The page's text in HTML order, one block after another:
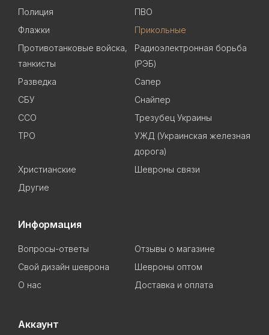
Полиция
ПВО
Флажки
Прикольные
Противотанковые войска,
танкисты
Радиоэлектронная борьба
(РЭБ)
Разведка
Сапер
СБУ
Снайпер
ССО
Трезубец Украины
ТРО
УЖД (Украинская железная
дорога)
Христианские
Шевроны связи
Другие
Информация
Вопросы-ответы
Отзывы о магазине
Свой дизайн шеврона
Шевроны оптом
О нас
Доставка и оплата
Аккаунт